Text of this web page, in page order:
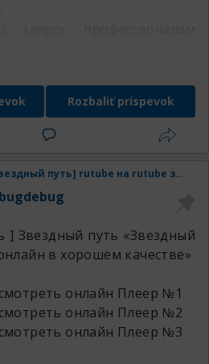
Rozbaliť príspevok
[звездный путь] rutube на rutube звездный путь смотреть онлайн в хорошем качестве
] Звездный путь «Звездный
в хорошем качестве»
онлайн Плеер №1
онлайн Плеер №2
онлайн Плеер №3